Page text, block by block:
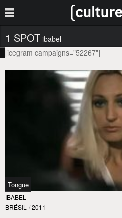
1 SPOT Ibabel
[icegram campaigns="52267"]
Tongue
IBABEL
BRÉSIL / 2011